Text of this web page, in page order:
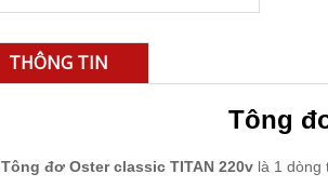
THÔNG TIN
Tông
Tông đơ Oster classic TITAN 220v là 1 dòng